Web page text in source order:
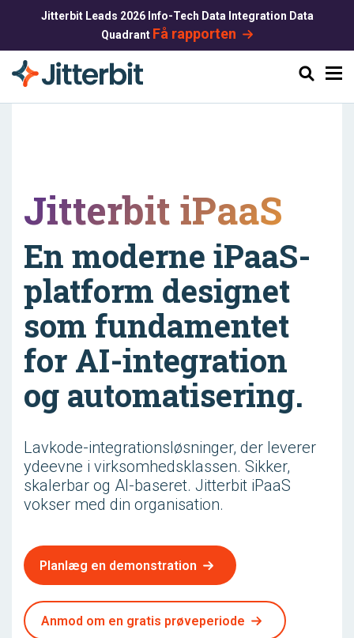
Søg
Jitterbit Leads 2026 Info-Tech Data Integration Data
Quadrant Få rapporten
Jitterbit iPaaS
En moderne iPaaS-
platform designet
som fundamentet
for AI-integration
og automatisering.
Lavkode-integrationsløsninger, der leverer
ydeevne i virksomhedsklassen. Sikker,
skalerbar og AI-baseret. Jitterbit iPaaS
vokser med din organisation.
Planlæg en demonstration
Anmod om en gratis prøveperiode